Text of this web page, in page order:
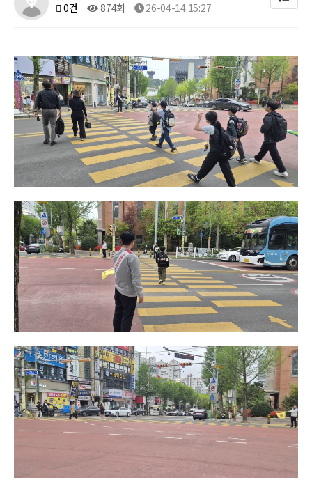
0건
874회 26-04-14 15:27